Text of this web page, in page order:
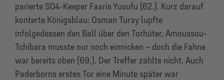
parierte S04-Keeper Faaris Yusufu (62.). Kurz darauf
konterte Königsblau: Osman Turay lupfte
infolgedessen den Ball über den Torhüter, Amoussou-
Tchibara musste nur noch einnicken – doch die Fahne
war bereits oben (69.). Der Treffer zählte nicht. Auch
Paderborns erstes Tor eine Minute später war